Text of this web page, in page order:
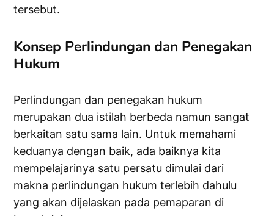
tersebut.
Konsep Perlindungan dan Penegakan
Hukum
Perlindungan dan penegakan hukum
merupakan dua istilah berbeda namun sangat
berkaitan satu sama lain. Untuk memahami
keduanya dengan baik, ada baiknya kita
mempelajarinya satu persatu dimulai dari
makna perlindungan hukum terlebih dahulu
yang akan dijelaskan pada pemaparan di